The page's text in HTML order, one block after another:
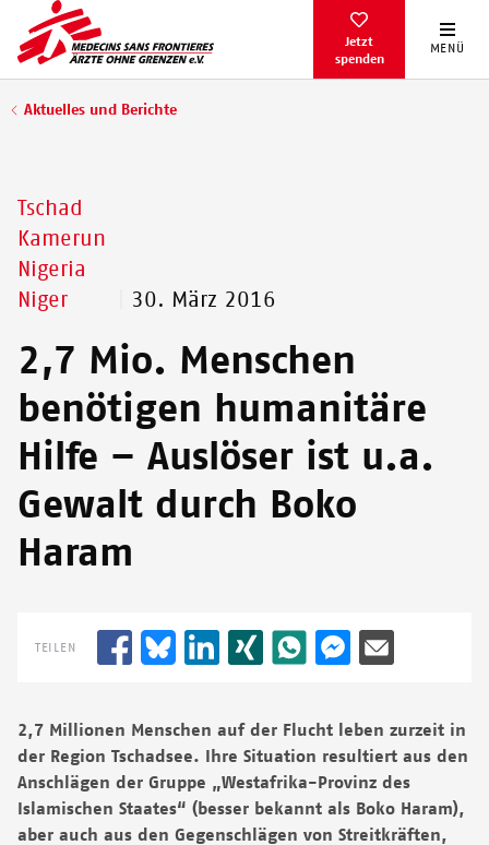
zum
Inhalt
Jetzt
spenden
MENÜ
Pfadnavigation
Aktuelles und Berichte
Tschad
Kamerun
Nigeria
Niger
30. März 2016
2,7 Mio. Menschen
benötigen humanitäre
Hilfe – Auslöser ist u.a.
Gewalt durch Boko
Haram
TEILEN
2,7 Millionen Menschen auf der Flucht leben zurzeit in
der Region Tschadsee. Ihre Situation resultiert aus den
Anschlägen der Gruppe „Westafrika-Provinz des
Islamischen Staates“ (besser bekannt als Boko Haram),
aber auch aus den Gegenschlägen von Streitkräften,